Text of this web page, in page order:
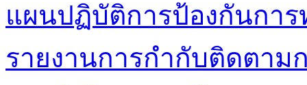
แผนปฏิบัติการป้องกันการ
รายงานการกำกับติดตาม